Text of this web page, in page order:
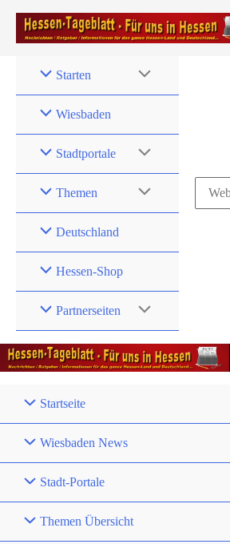
Zum
Inhalt
Starten
Wiesbaden
Stadtportale
Themen
Deutschland
Hessen-Shop
Partnerseiten
Search
Startseite
Wiesbaden News
Stadt-Portale
Themen Übersicht